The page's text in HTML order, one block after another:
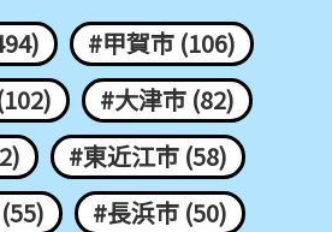
#甲賀市 (106)
#大津市 (82)
#東近江市 (58)
#長浜市 (50)